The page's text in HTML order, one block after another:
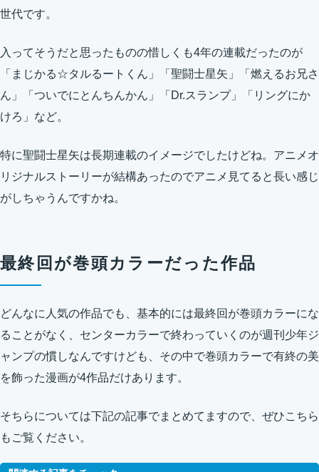
世代です。
入ってそうだと思ったものの惜しくも4年の連載だったのが
「まじかる☆タルるートくん」「聖闘士星矢」「燃えるお兄さ
ん」「ついでにとんちんかん」「Dr.スランプ」「リングにか
けろ」など。
特に聖闘士星矢は長期連載のイメージでしたけどね。アニメオ
リジナルストーリーが結構あったのでアニメ見てると長い感じ
がしちゃうんですかね。
最終回が巻頭カラーだった作品
どんなに人気の作品でも、基本的には最終回が巻頭カラーにな
ることがなく、センターカラーで終わっていくのが週刊少年ジ
ャンプの慣しなんですけども、その中で巻頭カラーで有終の美
を飾った漫画が4作品だけあります。
そちらについては下記の記事でまとめてますので、ぜひこちら
もご覧ください。